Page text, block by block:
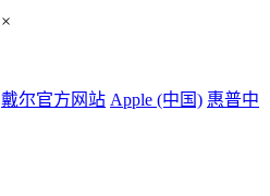
×
戴尔官方网站 Apple (中国) 惠普中